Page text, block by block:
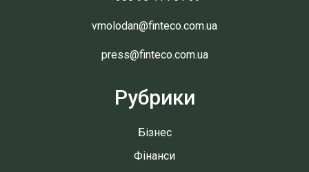
vmolodan@finteco.com.ua
press@finteco.com.ua
Рубрики
Бізнес
Фінанси